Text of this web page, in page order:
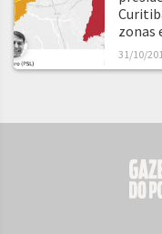
zonas
31/10/